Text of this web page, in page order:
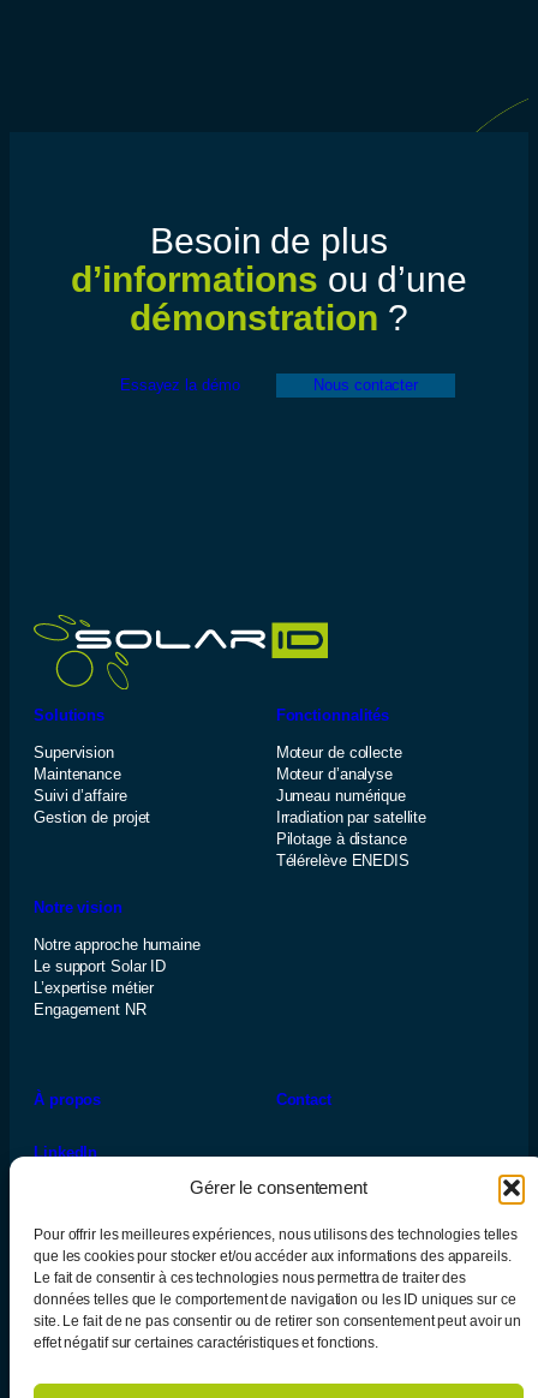
Gérer le consentement
Pour offrir les meilleures expériences, nous utilisons des technologies telles
que les cookies pour stocker et/ou accéder aux informations des appareils.
Le fait de consentir à ces technologies nous permettra de traiter des
données telles que le comportement de navigation ou les ID uniques sur ce
site. Le fait de ne pas consentir ou de retirer son consentement peut avoir un
effet négatif sur certaines caractéristiques et fonctions.
Besoin de plus
d’informations ou d’une
démonstration ?
Essayez la démo Nous contacter
Solutions
Supervision
Maintenance
Suivi d’affaire
Gestion de projet
Fonctionnalités
Moteur de collecte
Moteur d’analyse
Jumeau numérique
Irradiation par satellite
Pilotage à distance
Télérelève ENEDIS
Notre vision
Notre approche humaine
Le support Solar ID
L’expertise métier
Engagement NR
À propos Contact
LinkedIn